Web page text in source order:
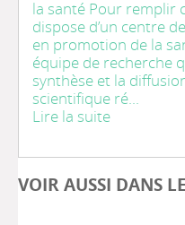
la santé Pour remplir
dispose d’un centre
en promotion de la
équipe de recherche
synthèse et la
scientifique ré...
Lire la suite
VOIR AUSSI DANS